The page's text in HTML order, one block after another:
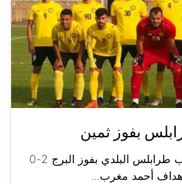
بفوز ثمين
إنتهاء المباراة على ملعب طرابلس البلدي بفوز البرج 2-0
أحمد مغرب...